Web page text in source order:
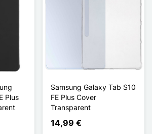
Plus
Samsung Galaxy Tab S10
FE Plus Cover
Transparent
14,99 €